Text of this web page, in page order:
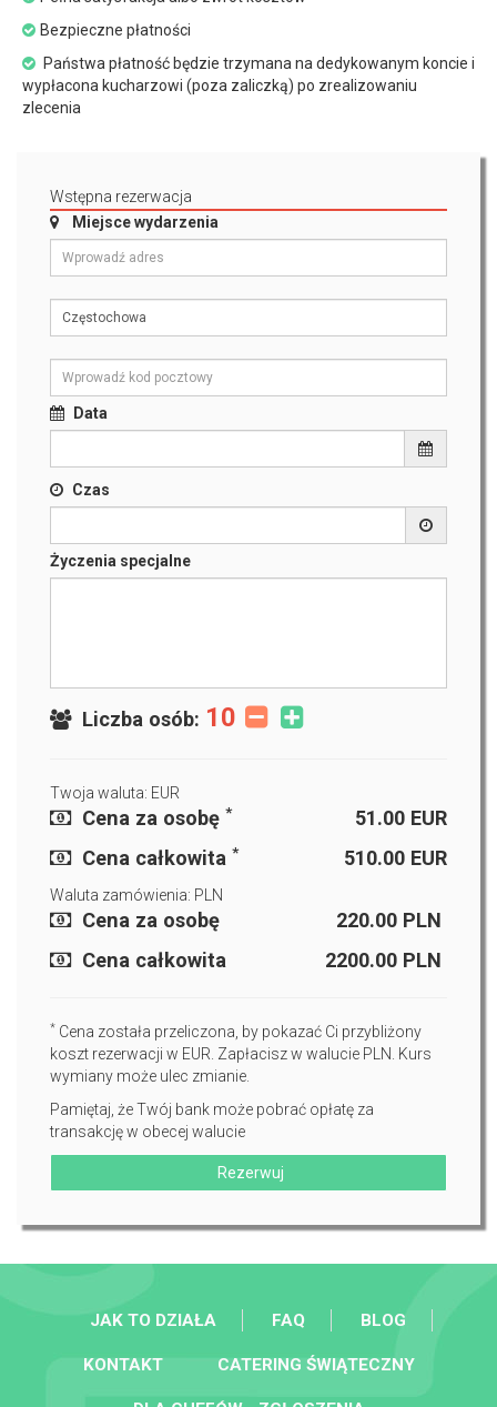
Bezpieczne płatności
Państwa płatność będzie trzymana na dedykowanym koncie i
wypłacona kucharzowi (poza zaliczką) po zrealizowaniu
zlecenia
Wstępna rezerwacja
Miejsce wydarzenia
Data
Czas
Życzenia specjalne
Liczba osób: 10
Twoja waluta: EUR
Cena za osobę * EUR
51.00
Cena całkowita * EUR
510.00
Waluta zamówienia: PLN
Cena za osobę PLN
220.00
Cena całkowita
PLN
2200.00
* Cena została przeliczona, by pokazać Ci przybliżony
koszt rezerwacji w EUR. Zapłacisz w walucie PLN. Kurs
wymiany może ulec zmianie.
Pamiętaj, że Twój bank może pobrać opłatę za
transakcję w obecej walucie
Rezerwuj
JAK TO DZIAŁA FAQ BLOG
KONTAKT CATERING ŚWIĄTECZNY